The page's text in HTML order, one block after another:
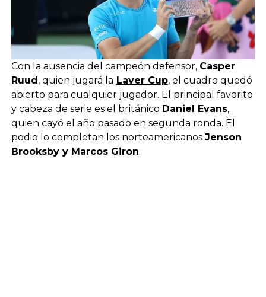
Con la ausencia del campeón defensor, Casper
Ruud, quien jugará la Laver Cup, el cuadro quedó
abierto para cualquier jugador. El principal favorito
y cabeza de serie es el británico Daniel Evans,
quien cayó el año pasado en segunda ronda. El
podio lo completan los norteamericanos Jenson
Brooksby y Marcos Giron.